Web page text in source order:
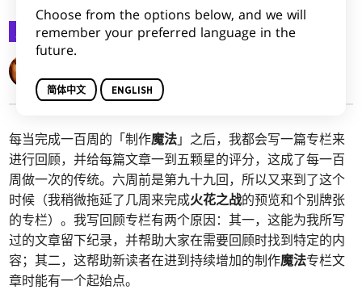
万智创生 2019-06-03
每当完成一百周的「制作魔法」之后，我都会写一篇专栏来
进行回顾，并给每篇文章一到五颗星的评分，这成了每一百
周做一次的传统。六周前是第九十九回，所以又来到了这个
时候（我稍微拖延了几周来完成火花之战的预览和个别牌张
的专栏）。我写回顾专栏有两个原因：其一，这能为我所写
过的文章留下纪录，并帮助大家在需要回顾时找到特定的内
容；其二，这帮助新读者在进到持续增加的制作魔法专栏文
章时能有一个起始点。
Choose from the options below, and we will
remember your preferred language in the
future.
简体中文 ENGLISH